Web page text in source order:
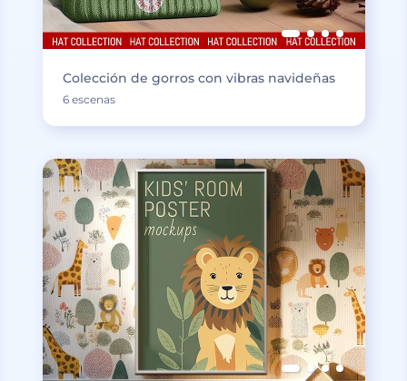
Colección de gorros con vibras navideñas
6 escenas